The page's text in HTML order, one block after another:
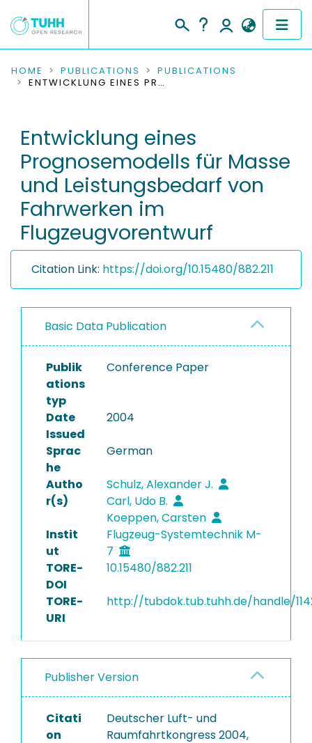
COMMUNITIES & COLLECTIONS
RESEARCH DATA
PEOPLE
INSTITUTIONS
PROJECTS
HOME PUBLICATIONS
PUBLICATIONS
ENTWICKLUNG EINES PROGNOSEMODELLS FÜR MASSE UND LEISTUNGSBEDARF VON FAHRWERKEN IM FLUGZEUGVORENTWURF
Entwicklung eines
Prognosemodells für Masse
und Leistungsbedarf von
Fahrwerken im
Flugzeugvorentwurf
Citation Link: https://doi.org/10.15480/882.211
Basic Data Publication
Publik
ations
typ
Conference Paper
Date
Issued
2004
Sprac
he
German
Autho
r(s)
Schulz, Alexander J.
Carl, Udo B.
Koeppen, Carsten
Instit
ut
Flugzeug-Systemtechnik M-
7
TORE-
DOI
10.15480/882.211
TORE-
URI
http://tubdok.tub.tuhh.de/handle/
Publisher Version
Citati
on
Deutscher Luft- und
Raumfahrtkongress 2004,